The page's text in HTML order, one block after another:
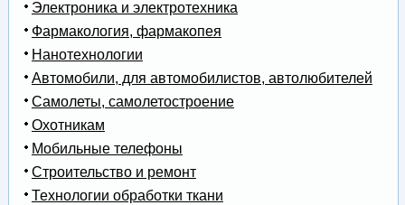
Электроника и электротехника
Фармакология, фармакопея
Нанотехнологии
Автомобили, для автомобилистов, автолюбителей
Самолеты, самолетостроение
Охотникам
Мобильные телефоны
Строительство и ремонт
Технологии обработки ткани